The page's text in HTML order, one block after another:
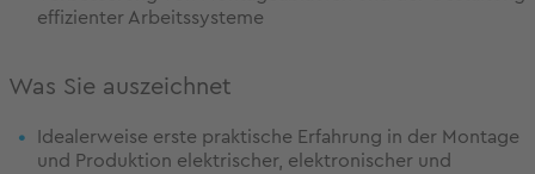
effizienter Arbeitssysteme
Was Sie auszeichnet
Idealerweise erste praktische Erfahrung in der Montage
und Produktion elektrischer, elektronischer und